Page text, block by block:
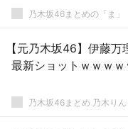
乃木坂46まとめの「ま」
【元乃木坂46】伊藤
最新ショットｗｗｗｗ
乃木坂46まとめ 乃木りん